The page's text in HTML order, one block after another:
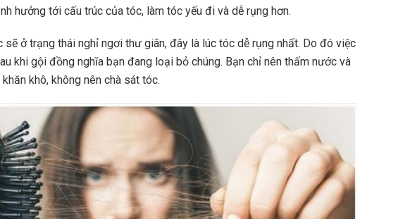
hưởng tới cấu trúc của tóc, làm tóc yếu đi và dễ rụng hơn.
sẽ ở trạng thái nghỉ ngơi thư giãn, đây là lúc tóc dễ rụng nhất. Do đó việc
khi gội đồng nghĩa bạn đang loại bỏ chúng. Bạn chỉ nên thấm nước và
khô, không nên chà sát tóc.